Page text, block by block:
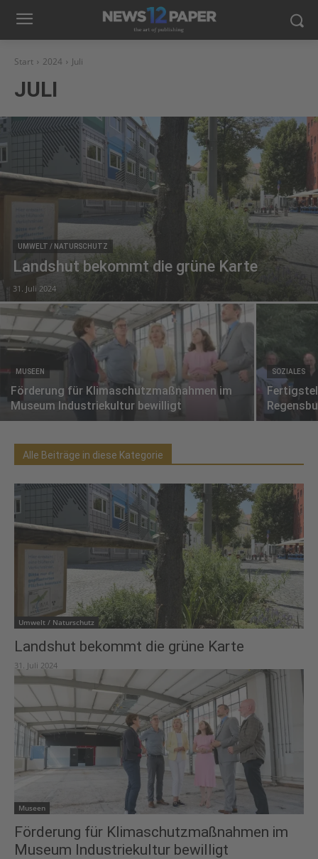
Start 2024 Juli
JULI
UMWELT / NATURSCHUTZ
Landshut bekommt die grüne Karte
31. Juli 2024
MUSEEN
Förderung für Klimaschutzmaßnahmen im
Museum Industriekultur bewilligt
SOZIALES
Alle Beiträge in diese Kategorie
Umwelt / Naturschutz
Landshut bekommt die grüne Karte
31. Juli 2024
Museen
Förderung für Klimaschutzmaßnahmen im
Museum Industriekultur bewilligt